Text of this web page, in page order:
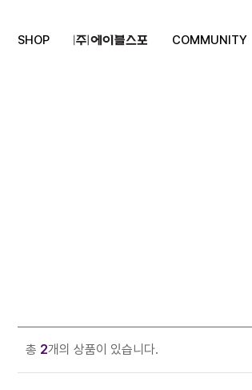
SHOP COMMUNITY
총 2개의 상품이 있습니다.